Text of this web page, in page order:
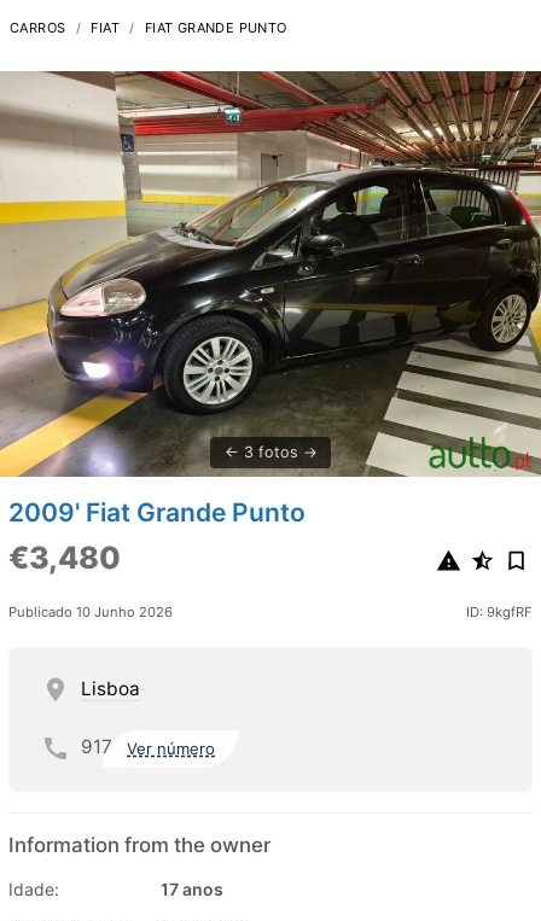
CARROS FIAT FIAT GRANDE PUNTO
3 fotos
2009' Fiat Grande Punto
€3,480
Publicado 10 Junho 2026 ID: 9kgfRF
Lisboa
917 Ver número
Information from the owner
Idade:
17 anos